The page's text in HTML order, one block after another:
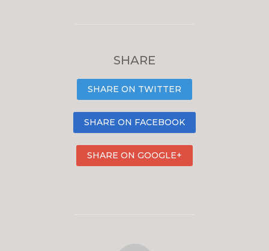
SHARE
SHARE ON TWITTER
SHARE ON FACEBOOK
SHARE ON GOOGLE+